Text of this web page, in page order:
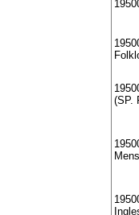
(SP.